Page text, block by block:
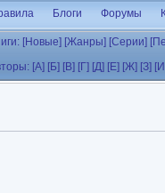
Блоги Форумы
[Новые] [Жанры] [Серии]
[А] [Б] [В] [Г] [Д] [Е] [Ж] [З]